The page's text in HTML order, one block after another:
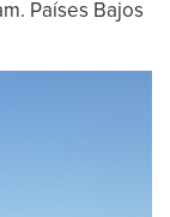
Países Bajos